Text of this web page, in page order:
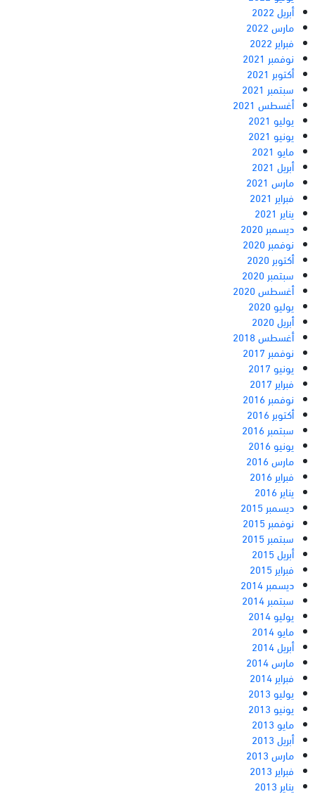
أبريل 2022
مارس 2022
فبراير 2022
نوفمبر 2021
أكتوبر 2021
سبتمبر 2021
أغسطس 2021
يوليو 2021
يونيو 2021
مايو 2021
أبريل 2021
مارس 2021
فبراير 2021
يناير 2021
ديسمبر 2020
نوفمبر 2020
أكتوبر 2020
سبتمبر 2020
أغسطس 2020
يوليو 2020
أبريل 2020
أغسطس 2018
نوفمبر 2017
يونيو 2017
فبراير 2017
نوفمبر 2016
أكتوبر 2016
سبتمبر 2016
يونيو 2016
مارس 2016
فبراير 2016
يناير 2016
ديسمبر 2015
نوفمبر 2015
سبتمبر 2015
أبريل 2015
فبراير 2015
ديسمبر 2014
سبتمبر 2014
يوليو 2014
مايو 2014
أبريل 2014
مارس 2014
فبراير 2014
يوليو 2013
يونيو 2013
مايو 2013
أبريل 2013
مارس 2013
فبراير 2013
يناير 2013